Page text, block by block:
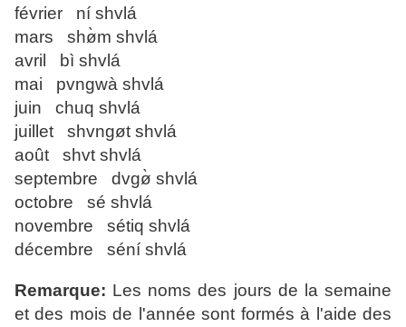
février ní shvlá
mars shø̀m shvlá
avril bì shvlá
mai pvngwà shvlá
juin chuq shvlá
juillet shvngøt shvlá
août shvt shvlá
septembre dvgø̀ shvlá
octobre sé shvlá
novembre sétiq shvlá
décembre séní shvlá
Remarque: Les noms des jours de la semaine
et des mois de l'année sont formés à l'aide des